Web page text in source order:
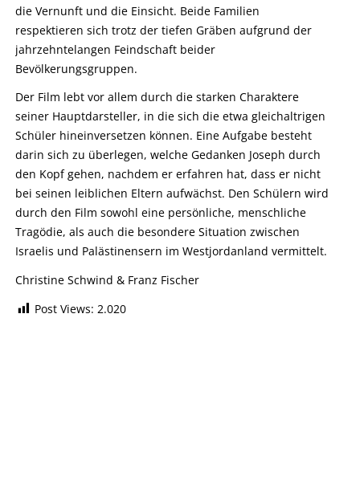
die Vernunft und die Einsicht. Beide Familien
respektieren sich trotz der tiefen Gräben aufgrund der
jahrzehntelangen Feindschaft beider
Bevölkerungsgruppen.
Der Film lebt vor allem durch die starken Charaktere
seiner Hauptdarsteller, in die sich die etwa gleichaltrigen
Schüler hineinversetzen können. Eine Aufgabe besteht
darin sich zu überlegen, welche Gedanken Joseph durch
den Kopf gehen, nachdem er erfahren hat, dass er nicht
bei seinen leiblichen Eltern aufwächst. Den Schülern wird
durch den Film sowohl eine persönliche, menschliche
Tragödie, als auch die besondere Situation zwischen
Israelis und Palästinensern im Westjordanland vermittelt.
Christine Schwind & Franz Fischer
Post Views: 2.020